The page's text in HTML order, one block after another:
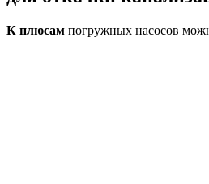
К плюсам погружных насосов